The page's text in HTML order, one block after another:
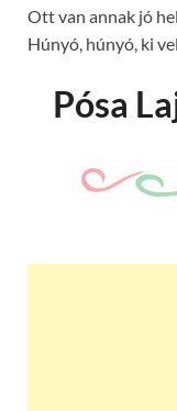
Ott van annak jó
Húnyó, húnyó, ki
Pósa